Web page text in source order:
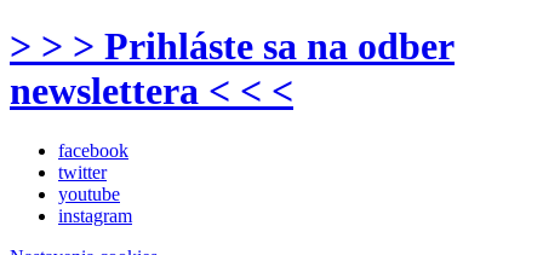
> > > Prihláste sa na odber
newslettera < < <
facebook
twitter
youtube
instagram